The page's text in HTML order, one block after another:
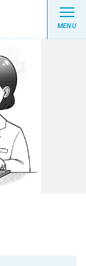
MENU